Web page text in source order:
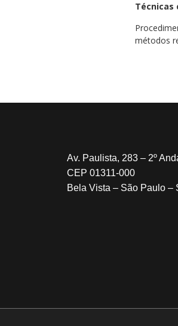
Técnicas
métodos
Av. Paulista, 283 – 2º
CEP 01311-000
Bela Vista – São Paulo –